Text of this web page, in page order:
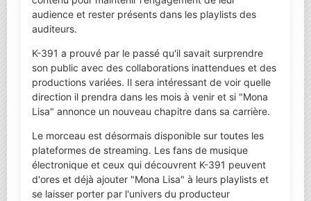
audience et rester présents dans les playlists des
auditeurs.
K-391 a prouvé par le passé qu'il savait surprendre
son public avec des collaborations inattendues et des
productions variées. Il sera intéressant de voir quelle
direction il prendra dans les mois à venir et si "Mona
Lisa" annonce un nouveau chapitre dans sa carrière.
Le morceau est désormais disponible sur toutes les
plateformes de streaming. Les fans de musique
électronique et ceux qui découvrent K-391 peuvent
d'ores et déjà ajouter "Mona Lisa" à leurs playlists et
se laisser porter par l'univers du producteur